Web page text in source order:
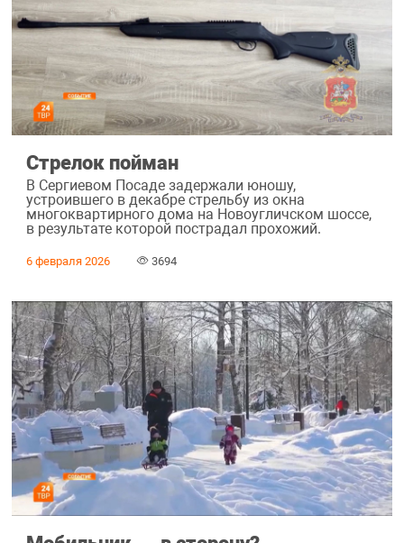
Стрелок пойман
В Сергиевом Посаде задержали юношу,
устроившего в декабре стрельбу из окна
многоквартирного дома на Новоугличском шоссе,
в результате которой пострадал прохожий.
6 февраля 2026 3694